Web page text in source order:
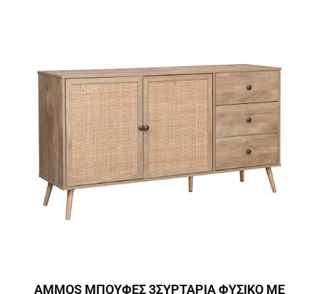
AMMOS ΜΠΟΥΦΕΣ 3ΣΥΡΤΑΡΙΑ ΦΥΣΙΚΟ ΜΕ